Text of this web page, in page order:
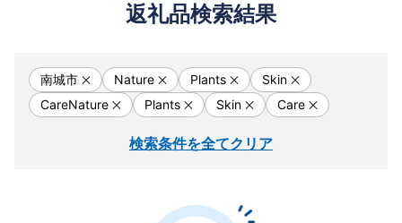
返礼品検索結果
南城市 Nature Plants
Skin
CareNature
Plants Skin Care
検索条件を全てクリア